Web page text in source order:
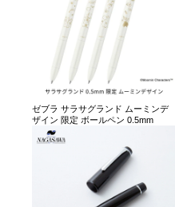
ゼブラ サラサグランド ムーミンデ
ザイン 限定 ボールペン 0.5mm